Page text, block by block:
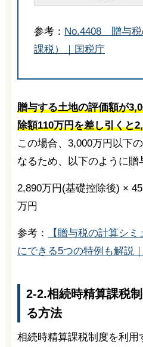
参考： No.4408 贈与税
課税）｜国税庁
贈与する土地の評価額が
除額110万円を差し引くと
この場合、3,000万円以下
なるため、以下のように贈
2,890万円(基礎控除後) ×
万円
参考：
【贈与税の計算シ
にできる5つの特例も解説
2-2.相続時精算課税
る方法
相続時精算課税制度を利